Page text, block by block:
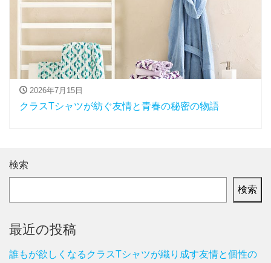
2026年7月15日
クラスTシャツが紡ぐ友情と青春の秘密の物語
検索
検索
最近の投稿
誰もが欲しくなるクラスTシャツが織り成す友情と個性の